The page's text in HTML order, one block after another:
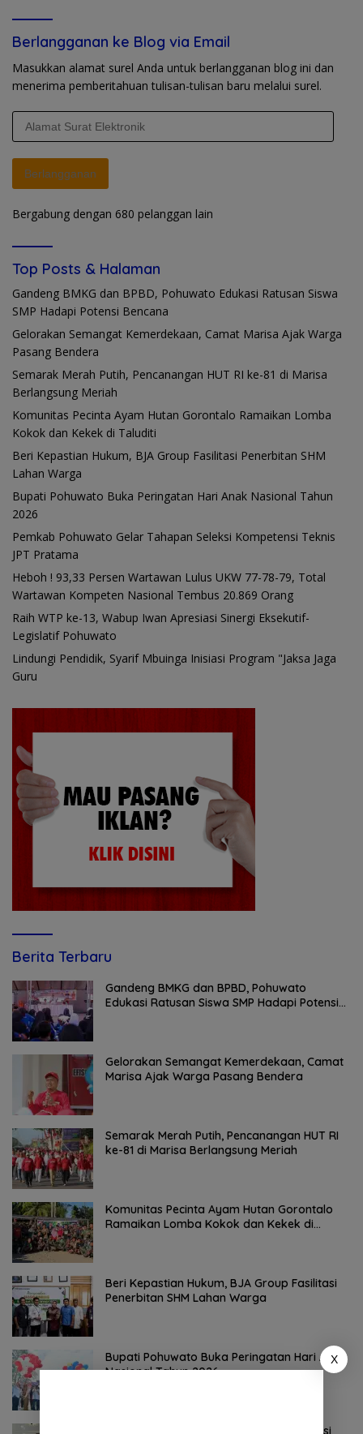
Berlangganan ke Blog via Email
Masukkan alamat surel Anda untuk berlangganan blog ini dan
menerima pemberitahuan tulisan-tulisan baru melalui surel.
Berlangganan
Bergabung dengan 680 pelanggan lain
Top Posts & Halaman
Gandeng BMKG dan BPBD, Pohuwato Edukasi Ratusan Siswa
SMP Hadapi Potensi Bencana
Gelorakan Semangat Kemerdekaan, Camat Marisa Ajak Warga
Pasang Bendera
Semarak Merah Putih, Pencanangan HUT RI ke-81 di Marisa
Berlangsung Meriah
Komunitas Pecinta Ayam Hutan Gorontalo Ramaikan Lomba
Kokok dan Kekek di Taluditi
Beri Kepastian Hukum, BJA Group Fasilitasi Penerbitan SHM
Lahan Warga
Bupati Pohuwato Buka Peringatan Hari Anak Nasional Tahun
2026
Pemkab Pohuwato Gelar Tahapan Seleksi Kompetensi Teknis
JPT Pratama
Heboh ! 93,33 Persen Wartawan Lulus UKW 77-78-79, Total
Wartawan Kompeten Nasional Tembus 20.869 Orang
Raih WTP ke-13, Wabup Iwan Apresiasi Sinergi Eksekutif-
Legislatif Pohuwato
Lindungi Pendidik, Syarif Mbuinga Inisiasi Program "Jaksa Jaga
Guru
Berita Terbaru
Gandeng BMKG dan BPBD, Pohuwato
Edukasi Ratusan Siswa SMP Hadapi Potensi
Gelorakan Semangat Kemerdekaan, Camat
Marisa Ajak Warga Pasang Bendera
Semarak Merah Putih, Pencanangan HUT RI
ke-81 di Marisa Berlangsung Meriah
Komunitas Pecinta Ayam Hutan Gorontalo
Ramaikan Lomba Kokok dan Kekek di
Beri Kepastian Hukum, BJA Group Fasilitasi
Penerbitan SHM Lahan Warga
Bupati Pohuwato Buka Peringatan Hari Anak
Nasional Tahun 2026
Pemkab Pohuwato Gelar Tahapan Seleksi
X